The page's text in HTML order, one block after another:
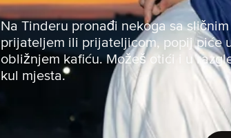
Na Tinderu pronađi nekoga sa
prijateljem ili prijateljicom, popij piće
obližnjem kafiću. Možeš otići i u
kul mjesta.